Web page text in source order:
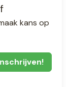
kans op